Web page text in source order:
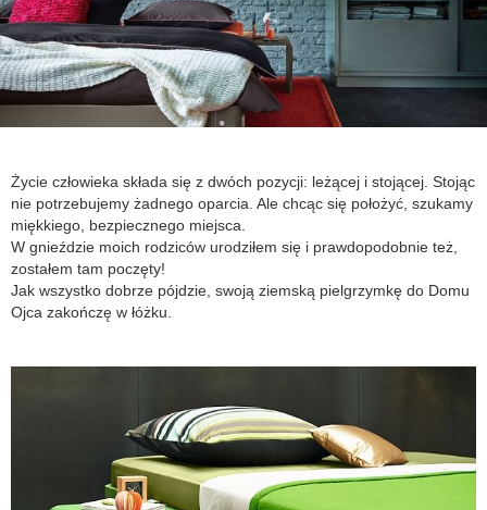
Życie człowieka składa się z dwóch pozycji: leżącej i stojącej. Stojąc
nie potrzebujemy żadnego oparcia. Ale chcąc się położyć, szukamy
miękkiego, bezpiecznego miejsca.
W gnieździe moich rodziców urodziłem się i prawdopodobnie też,
zostałem tam poczęty!
Jak wszystko dobrze pójdzie, swoją ziemską pielgrzymkę do Domu
Ojca zakończę w łóżku.